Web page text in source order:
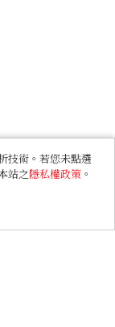
技術。若您未點選
站之隱私權政策 。